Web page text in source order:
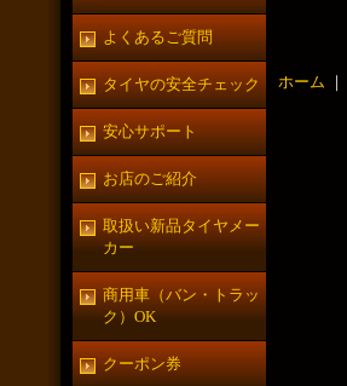
よくあるご質問
タイヤの安全チェック
安心サポート
お店のご紹介
取扱い新品タイヤメー
カー
商用車（バン・トラッ
ク）OK
クーポン券
ホーム ｜